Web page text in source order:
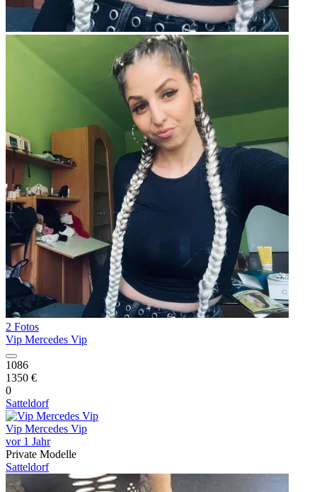
2 Fotos
Vip Mercedes Vip
1086
1350 €
0
Satteldorf
Vip Mercedes Vip
vor 1 Jahr
Private Modelle
Satteldorf